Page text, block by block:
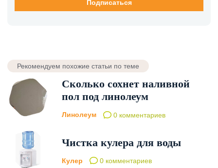
Рекомендуем похожие статьи по теме
Сколько сохнет наливной
пол под линолеум
Линолеум 0 комментариев
Чистка кулера для воды
Кулер 0 комментариев